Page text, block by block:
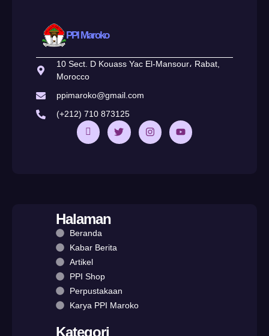
PPI Maroko
10 Sect. D Kouass Yac El-Mansour، Rabat,
Morocco
ppimaroko@gmail.com
(+212) 710 873125
Halaman
Beranda
Kabar Berita
Artikel
PPI Shop
Perpustakaan
Karya PPI Maroko
Kategori